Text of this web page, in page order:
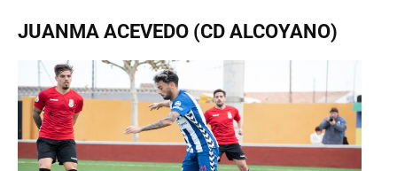
JUANMA ACEVEDO (CD ALCOYANO)